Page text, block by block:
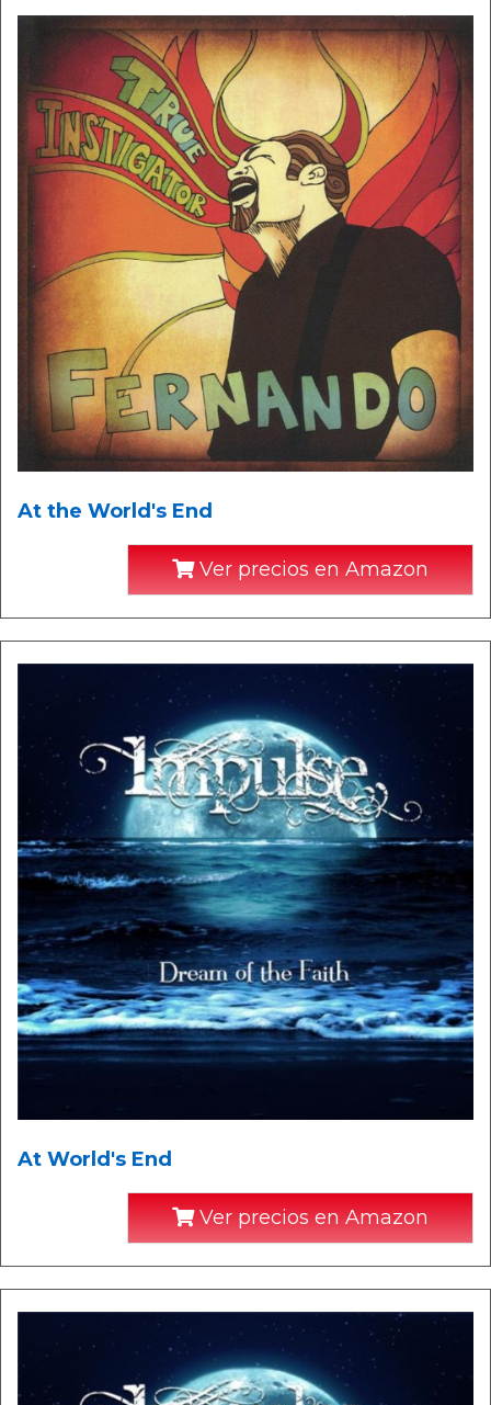
At the World's End
Ver precios en Amazon
At World's End
Ver precios en Amazon